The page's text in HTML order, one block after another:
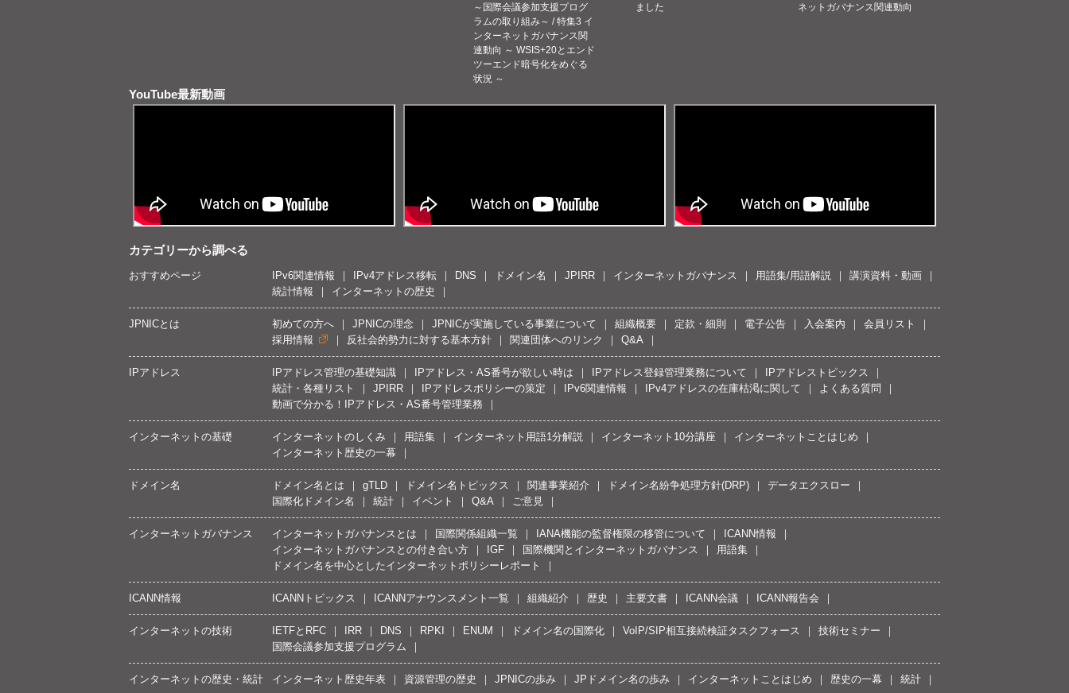
～国際会議参加支援プログ
ラムの取り組み～ / 特集3 イ
ンターネットガバナンス関
連動向 ～ WSIS+20とエンド
ツーエンド暗号化をめぐる
状況 ～
ました
ネットガバナンス関連動向
YouTube最新動画
カテゴリーから調べる
おすすめページ IPv6関連情報 IPv4アドレス移転 DNS ドメイン名 JPIRR インターネットガバナンス 用語集/用語解説
講演資料・動画
統計情報
インターネットの歴史
JPNICとは 初めての方へ JPNICの理念 JPNICが実施している事業について 組織概要 定款・細則 電子公告 入会案内
会員リスト
採用情報
反社会的勢力に対する基本方針 関連団体へのリンク Q&A
IPアドレス IPアドレス管理の基礎知識 IPアドレス・AS番号が欲しい時は IPアドレス登録管理業務について
IPアドレストピックス
統計・各種リスト
JPIRR IPアドレスポリシーの策定 IPv6関連情報 IPv4アドレスの在庫枯渇に関して
よくある質問
動画で分かる！IPアドレス・AS番号管理業務
インターネットの基礎 インターネットのしくみ 用語集 インターネット用語1分解説 インターネット10分講座
インターネットことはじめ
インターネット歴史の一幕
ドメイン名 ドメイン名とは gTLD ドメイン名トピックス 関連事業紹介 ドメイン名紛争処理方針(DRP)
データエクスロー
国際化ドメイン名
統計 イベント Q&A ご意見
インターネットガバナンス インターネットガバナンスとは 国際関係組織一覧 IANA機能の監督権限の移管について
ICANN情報
インターネットガバナンスとの付き合い方
IGF 国際機関とインターネットガバナンス
用語集
ドメイン名を中心としたインターネットポリシーレポート
ICANN情報 ICANNトピックス ICANNアナウンスメント一覧 組織紹介 歴史 主要文書 ICANN会議 ICANN報告会
インターネットの技術 IETFとRFC IRR DNS RPKI ENUM ドメイン名の国際化 VoIP/SIP相互接続検証タスクフォース
技術セミナー
国際会議参加支援プログラム
インターネットの歴史・統計 インターネット歴史年表 資源管理の歴史 JPNICの歩み JPドメイン名の歩み インターネットことはじめ 歴史の一幕 統計